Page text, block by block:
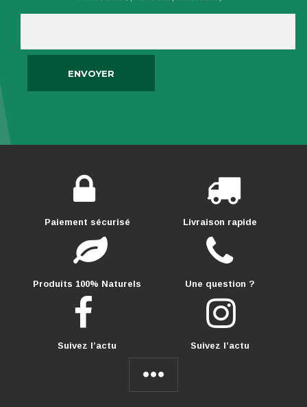
Paiement sécurisé Livraison rapide
Produits 100% Naturels Une question ?
Suivez l’actu Suivez l’actu